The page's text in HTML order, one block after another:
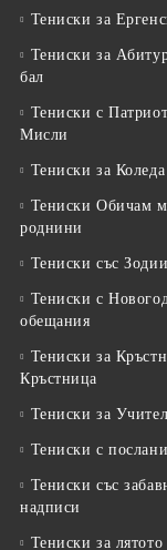
Тениски за
Тениски за
бал
Тениски с
Мисли
Тениски за Коледа
Тениски Обичам
роднини
Тениски със Зодии
Тениски с
обещания
Тениски за
Кръстница
Тениски за
Тениски с
Тениски със
надписи
Тениски за лятото